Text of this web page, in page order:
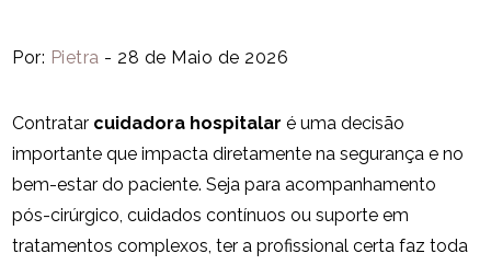
Por: Pietra - 28 de Maio de 2026
Contratar cuidadora hospitalar é uma decisão
importante que impacta diretamente na segurança e no
bem-estar do paciente. Seja para acompanhamento
pós-cirúrgico, cuidados contínuos ou suporte em
tratamentos complexos, ter a profissional certa faz toda